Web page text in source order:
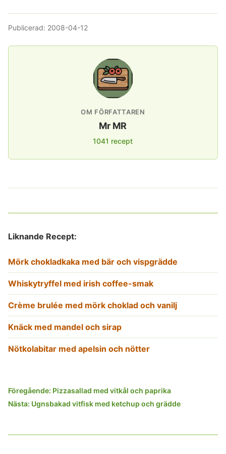
Publicerad: 2008-04-12
OM FÖRFATTAREN
Mr MR
1041 recept
Liknande Recept:
Mörk chokladkaka med bär och vispgrädde
Whiskytryffel med irish coffee-smak
Crème brulée med mörk choklad och vanilj
Knäck med mandel och sirap
Nötkolabitar med apelsin och nötter
Inläggsnavigering
Föregående: Pizzasallad med vitkål och paprika
Nästa: Ugnsbakad vitfisk med ketchup och grädde